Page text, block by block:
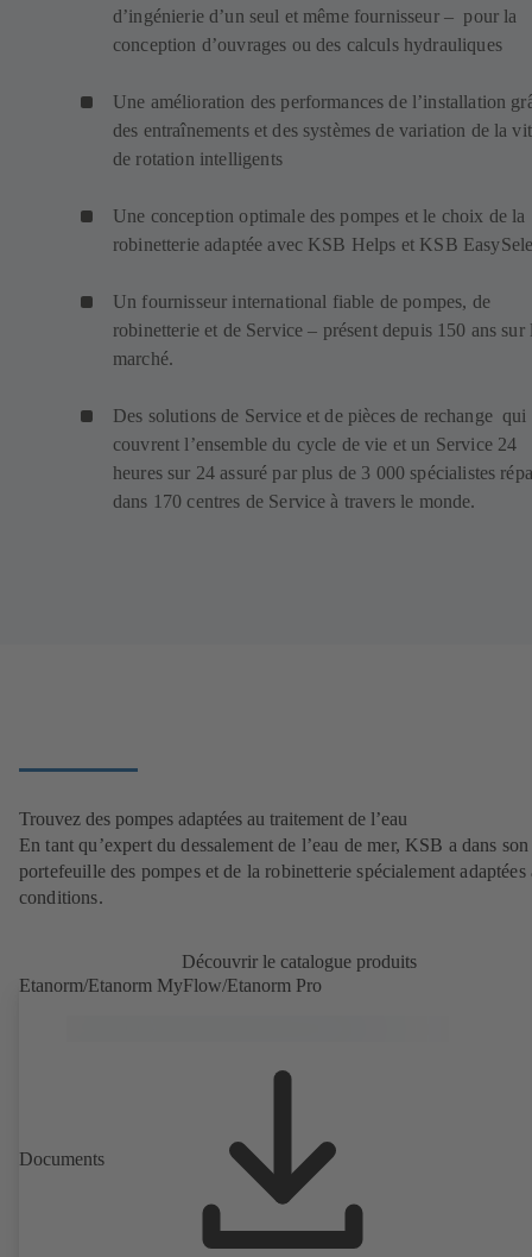
d’ingénierie d’un seul et même fournisseur – pour la
conception d’ouvrages ou des calculs hydrauliques
Une amélioration des performances de l’installation
des entraînements et des systèmes de variation de la
de rotation intelligents
Une conception optimale des pompes et le choix de la
robinetterie adaptée avec KSB Helps et KSB
Un fournisseur international fiable de pompes, de
robinetterie et de Service – présent depuis 150 ans sur
marché.
Des solutions de Service et de pièces de rechange qui
couvrent l’ensemble du cycle de vie et un Service 24
heures sur 24 assuré par plus de 3 000 spécialistes
dans 170 centres de Service à travers le monde.
Trouvez des pompes adaptées au traitement de l’eau
En tant qu’expert du dessalement de l’eau de mer, KSB a dans son
portefeuille des pompes et de la robinetterie spécialement adaptées
conditions.
Découvrir le catalogue produits
Etanorm/Etanorm MyFlow/Etanorm Pro
Documents